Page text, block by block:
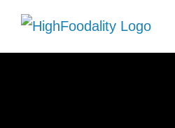
Zum
Inhalt